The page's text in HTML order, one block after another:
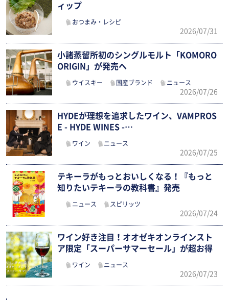
ィップ
おつまみ・レシピ
2026/07/31
小諸蒸留所初のシングルモルト「KOMORO
ORIGIN」が発売へ
ウイスキー 国産ブランド ニュース
2026/07/26
HYDEが理想を追求したワイン、VAMPROS
E - HYDE WINES -…
ワイン ニュース
2026/07/25
テキーラがもっとおいしくなる！『もっと
知りたいテキーラの教科書』発売
ニュース スピリッツ
2026/07/24
ワイン好き注目！オオゼキオンラインスト
ア限定「スーパーサマーセール」が超お得
ワイン ニュース
2026/07/23